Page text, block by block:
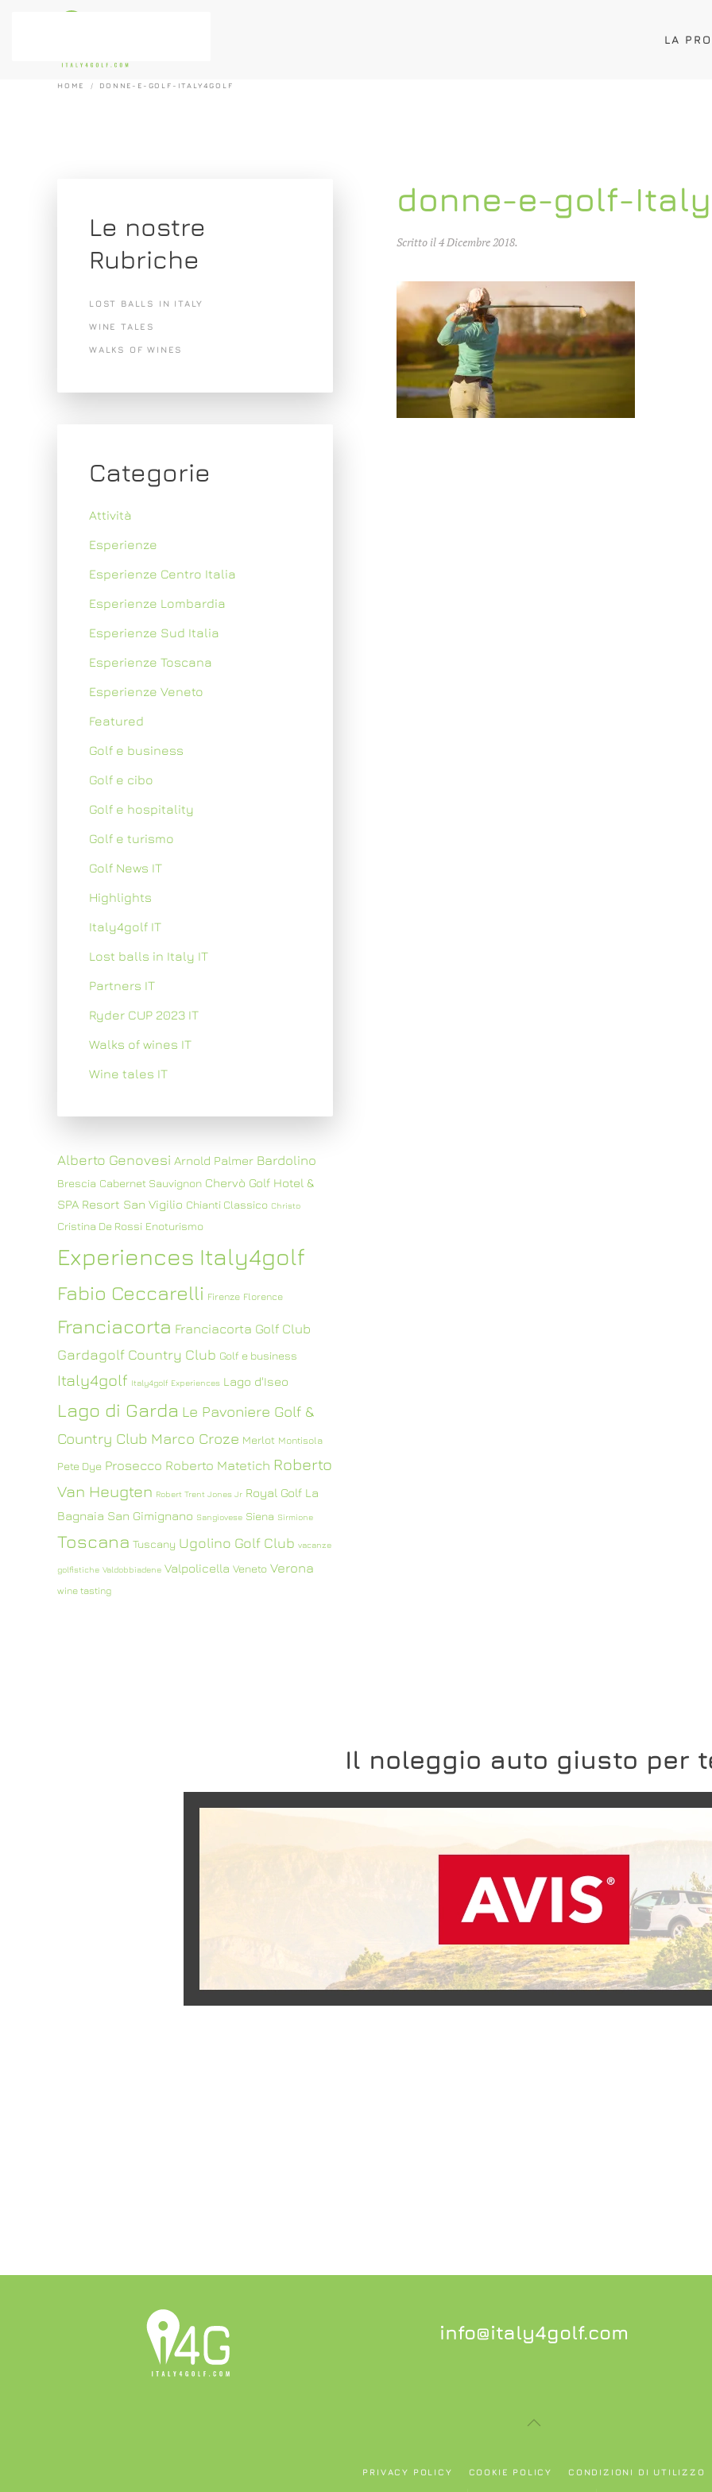
LA
HOME DONNE-E-GOLF-ITALY4GOLF
donne-e-golf-
Scritto il4 Dicembre 2018.
Le nostre
Rubriche
LOST BALLS IN ITALY
WINE TALES
WALKS OF WINES
Categorie
Attività
Esperienze
Esperienze Centro Italia
Esperienze Lombardia
Esperienze Sud Italia
Esperienze Toscana
Esperienze Veneto
Featured
Golf e business
Golf e cibo
Golf e hospitality
Golf e turismo
Golf News IT
Highlights
Italy4golf IT
Lost balls in Italy IT
Partners IT
Ryder CUP 2023 IT
Walks of wines IT
Wine tales IT
Alberto Genovesi Arnold Palmer Bardolino
Brescia Cabernet Sauvignon Chervò Golf Hotel &
SPA Resort San Vigilio Chianti Classico Christo
Cristina De Rossi Enoturismo
Experiences Italy4golf
Fabio Ceccarelli Firenze Florence
Franciacorta Franciacorta Golf Club
Gardagolf Country Club Golf e business
Italy4golf Italy4golf Experiences Lago d'Iseo
Lago di Garda Le Pavoniere Golf &
Country Club Marco Croze Merlot Montisola
Pete Dye Prosecco Roberto Matetich Roberto
Van Heugten Robert Trent Jones Jr Royal Golf La
Bagnaia San Gimignano Sangiovese Siena Sirmione
Toscana Tuscany Ugolino Golf Club vacanze
golfistiche Valdobbiadene Valpolicella Veneto Verona
wine tasting
Il noleggio auto giusto per
SCOPRI L'OFFERTA
info@italy4golf.com
PRIVACY POLICY COOKIE POLICY CONDIZIONI DI UTILIZZO